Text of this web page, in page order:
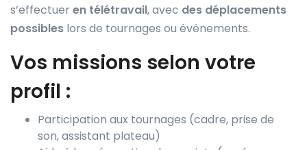
s’effectuer en télétravail, avec des déplacements
possibles lors de tournages ou événements.
Vos missions selon votre
profil :
Participation aux tournages (cadre, prise de
son, assistant plateau)